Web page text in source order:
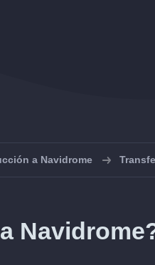
a Navidrome